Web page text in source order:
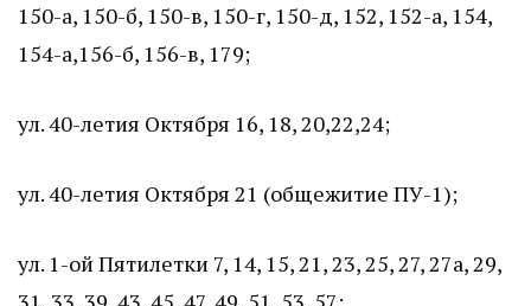
150-а, 150-б, 150-в, 150-г, 150-д, 152, 152-а, 154,
154-а,156-б, 156-в, 179;
ул. 40-летия Октября 16, 18, 20,22,24;
ул. 40-летия Октября 21 (общежитие ПУ-1);
ул. 1-ой Пятилетки 7, 14, 15, 21, 23, 25, 27, 27а, 29,